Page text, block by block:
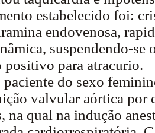
estabelecido foi:
endovenosa,
suspendendo-se
positivo para atracurio.
paciente do sexo
valvular aórtica por
na qual na indução